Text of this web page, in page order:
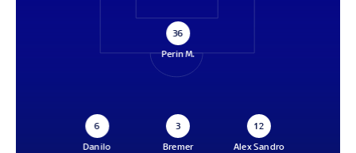
36
Perin M.
6
Danilo
3
Bremer
12
Alex Sandro